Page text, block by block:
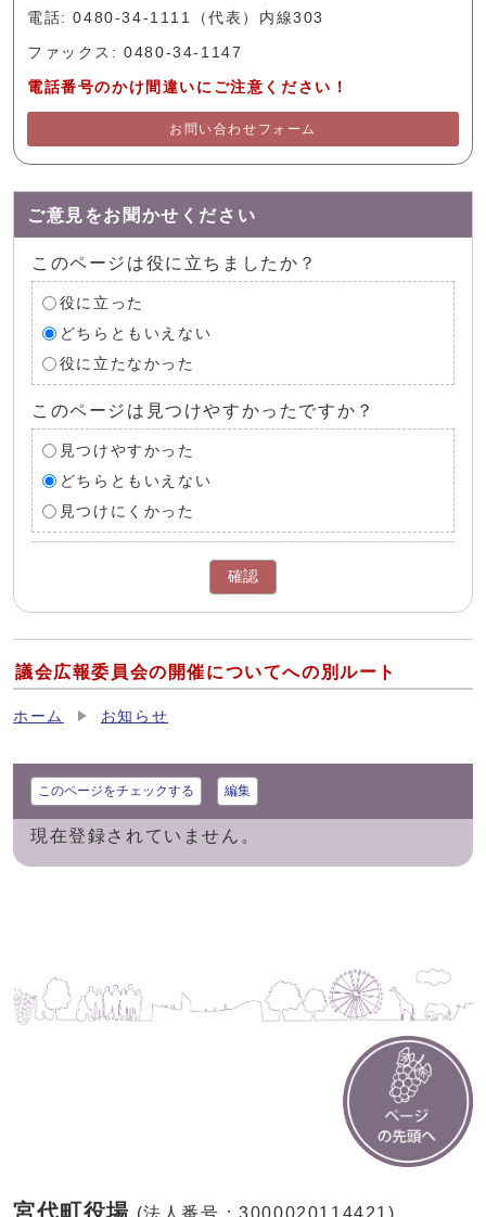
電話: 0480-34-1111（代表）内線303
ファックス: 0480-34-1147
電話番号のかけ間違いにご注意ください！
お問い合わせフォーム
ご意見をお聞かせください
このページは役に立ちましたか？
役に立った
どちらともいえない
役に立たなかった
このページは見つけやすかったですか？
見つけやすかった
どちらともいえない
見つけにくかった
確認
議会広報委員会の開催についてへの別ルート
ホーム お知らせ
このページをチェックする 編集
現在登録されていません。
宮代町役場 (法人番号：3000020114421)